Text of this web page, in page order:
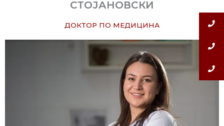
СТОЈАНОВСКИ
ДОКТОР ПО МЕДИЦИНА